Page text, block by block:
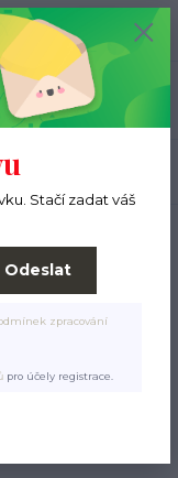
Menu
0 ks
0 Kč
Stačí zadat váš
Odeslat
zpracování
pro účely registrace.